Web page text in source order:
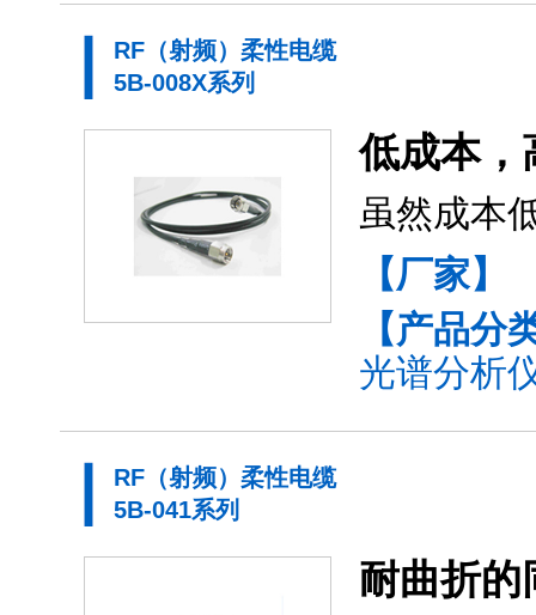
RF（射频）柔性电缆
5B-008X系列
低成本，
虽然成本
【厂家】
【产品分
光谱分析
RF（射频）柔性电缆
5B-041系列
耐曲折的